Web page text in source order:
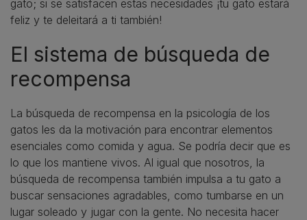
gato; si se satisfacen estas necesidades ¡tu gato estará
feliz y te deleitará a ti también!
El sistema de búsqueda de
recompensa
La búsqueda de recompensa en la psicología de los
gatos les da la motivación para encontrar elementos
esenciales como comida y agua. Se podría decir que es
lo que los mantiene vivos. Al igual que nosotros, la
búsqueda de recompensa también impulsa a tu gato a
buscar sensaciones agradables, como tumbarse en un
lugar soleado y jugar con la gente. No necesita hacer